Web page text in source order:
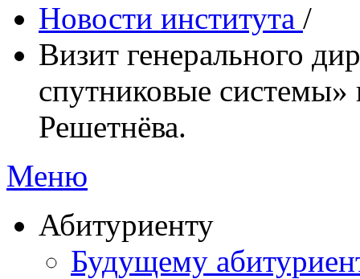
Новости института /
Визит генерального
спутниковые
Решетнёва.
Меню
Абитуриенту
Будущему